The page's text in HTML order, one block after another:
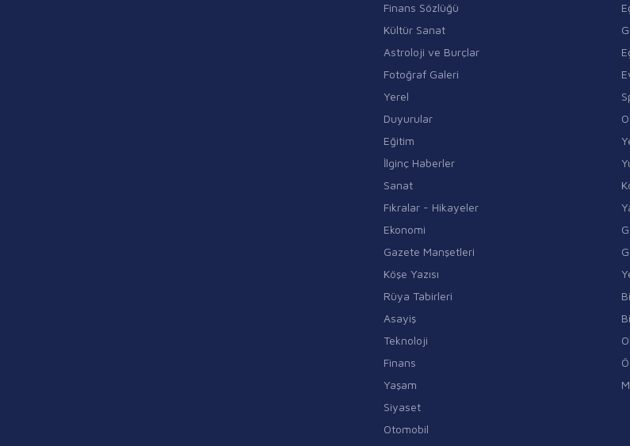
Finans Sözlüğü
Kültür Sanat
Astroloji ve Burçlar
Fotoğraf Galeri
Yerel
Duyurular
Eğitim
İlginç Haberler
Sanat
Fıkralar - Hikayeler
Ekonomi
Gazete Manşetleri
Köşe Yazısı
Rüya Tabirleri
Asayiş
Teknoloji
Finans
Yaşam
Siyaset
Otomobil